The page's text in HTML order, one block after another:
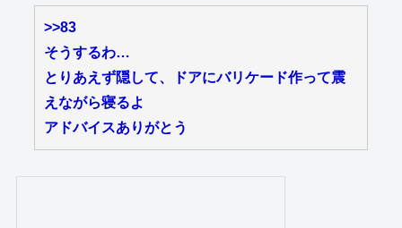
>>83
そうするわ…
とりあえず隠して、ドアにバリケード作って震
えながら寝るよ
アドバイスありがとう